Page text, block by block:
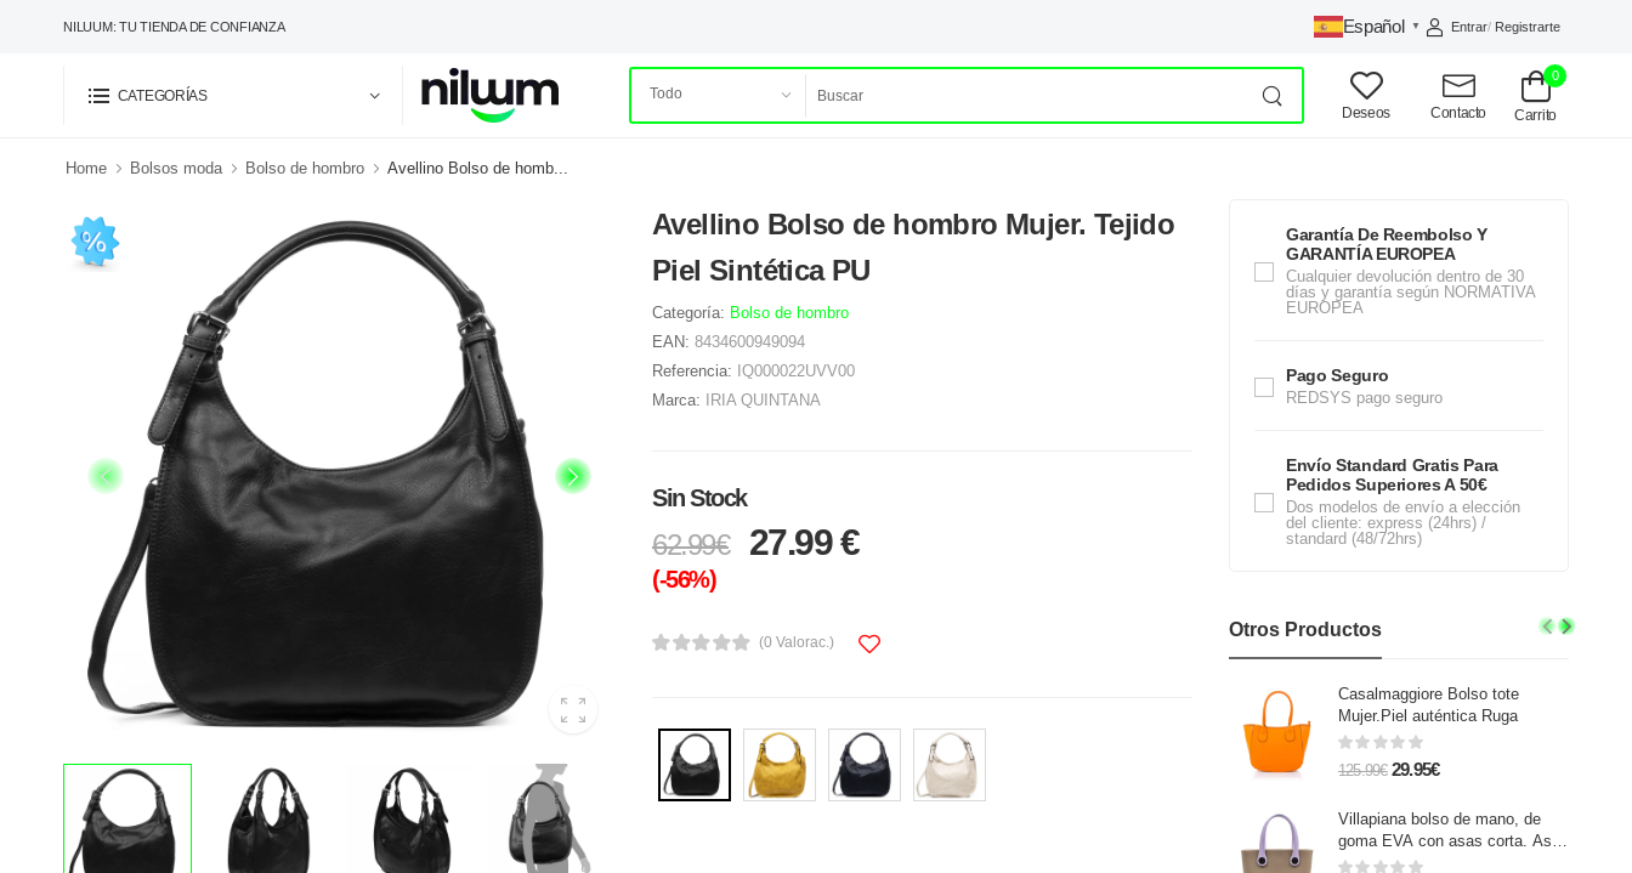
NILUUM: TU TIENDA DE CONFIANZA Español ▼ Entrar/ Registrarte
CATEGORÍAS
Deseos
Contacto
0
Carrito
Home Bolsos moda Bolso de hombro Avellino Bolso de homb...
Avellino Bolso de hombro Mujer. Tejido
Piel Sintética PU
Categoría: Bolso de hombro
EAN: 8434600949094
Referencia: IQ000022UVV00
Marca:
IRIA QUINTANA
Sin Stock
62.99€ 27.99 €
(-56%)
(0 Valorac.)
Garantía De Reembolso Y
GARANTÍA EUROPEA
Cualquier devolución dentro de 30
días y garantía según NORMATIVA
EUROPEA
Pago Seguro
REDSYS pago seguro
Envío Standard Gratis Para
Pedidos Superiores A 50€
Dos modelos de envío a elección
del cliente: express (24hrs) /
standard (48/72hrs)
Otros Productos
Casalmaggiore Bolso tote
Mujer.Piel auténtica Ruga
125.99€ 29.95€
Villapiana bolso de mano, de
goma EVA con asas corta. Asas
intercambiables.